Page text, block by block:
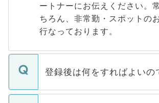
ートナーにお伝えください。
ちろん、非常勤・スポットの
行なっております。
登録後は何をすればよいの
ご登録いただきましたら、弊